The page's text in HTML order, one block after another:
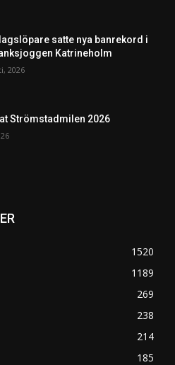
satte nya banrekord i
Katrineholm
2026
Strömstadmilen 2026
1520
1189
269
238
214
185